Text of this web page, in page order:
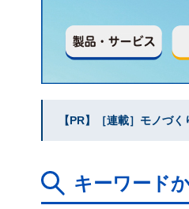
【PR】［連載］モノづ
キーワード